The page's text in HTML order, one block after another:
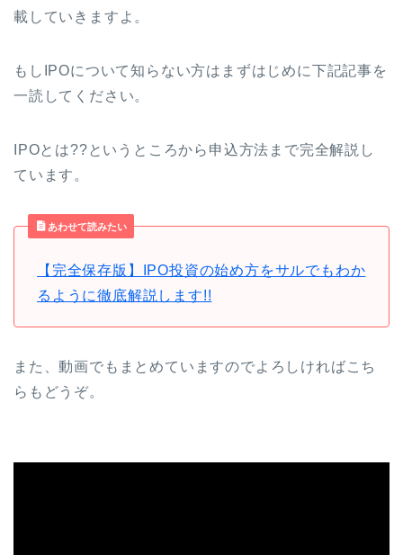
載していきますよ。
もしIPOについて知らない方はまずはじめに下記記事を
一読してください。
IPOとは??というところから申込方法まで完全解説し
ています。
あわせて読みたい
【完全保存版】IPO投資の始め方をサルでもわか
るように徹底解説します!!
また、動画でもまとめていますのでよろしければこち
らもどうぞ。